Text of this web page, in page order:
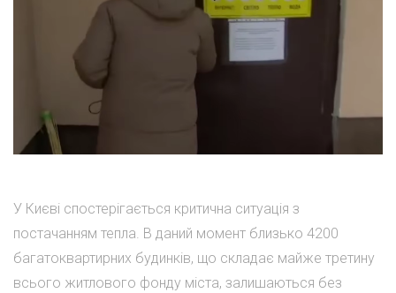
У Києві спостерігається критична ситуація з
постачанням тепла. В даний момент близько 4200
багатоквартирних будинків, що складає майже третину
всього житлового фонду міста, залишаються без